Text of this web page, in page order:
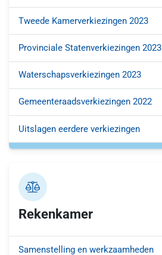
Tweede Kamerverkiezingen 2023
Provinciale Statenverkiezingen 2023
Waterschapsverkiezingen 2023
Gemeenteraadsverkiezingen 2022
Uitslagen eerdere verkiezingen
Rekenkamer
Samenstelling en werkzaamheden